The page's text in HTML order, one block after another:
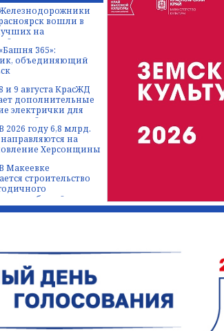
вошли в
на
«Башня 365»:
объединяющий
и 9 августа КрасЖД
дополнительные
электрички для
гостей
фестиваля в...
2026 году 6,8 млрд.
на
Херсонщины
Макеевке
строительство
бассейна